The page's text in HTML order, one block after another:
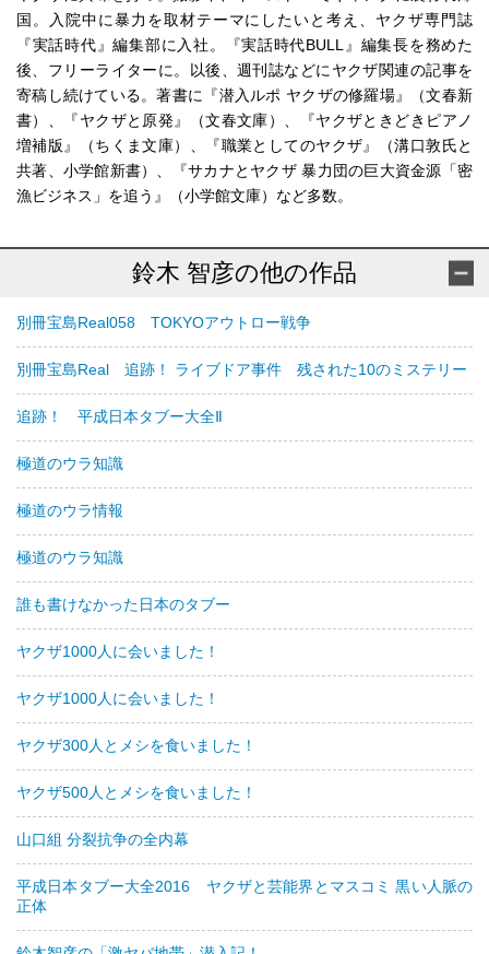
国。入院中に暴力を取材テーマにしたいと考え、ヤクザ専門誌
『実話時代』編集部に入社。『実話時代BULL』編集長を務めた
後、フリーライターに。以後、週刊誌などにヤクザ関連の記事を
寄稿し続けている。著書に『潜入ルポ ヤクザの修羅場』（文春新
書）、『ヤクザと原発』（文春文庫）、『ヤクザときどきピアノ
増補版』（ちくま文庫）、『職業としてのヤクザ』（溝口敦氏と
共著、小学館新書）、『サカナとヤクザ 暴力団の巨大資金源「密
漁ビジネス」を追う』（小学館文庫）など多数。
鈴木 智彦の他の作品
別冊宝島Real058 TOKYOアウトロー戦争
別冊宝島Real 追跡！ ライブドア事件 残された10のミステリー
追跡！ 平成日本タブー大全Ⅱ
極道のウラ知識
極道のウラ情報
極道のウラ知識
誰も書けなかった日本のタブー
ヤクザ1000人に会いました！
ヤクザ1000人に会いました！
ヤクザ300人とメシを食いました！
ヤクザ500人とメシを食いました！
山口組 分裂抗争の全内幕
平成日本タブー大全2016 ヤクザと芸能界とマスコミ 黒い人脈の
正体